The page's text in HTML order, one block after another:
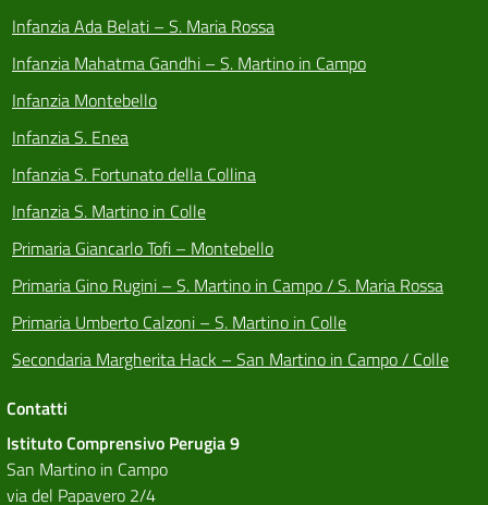
Infanzia Ada Belati – S. Maria Rossa
Infanzia Mahatma Gandhi – S. Martino in Campo
Infanzia Montebello
Infanzia S. Enea
Infanzia S. Fortunato della Collina
Infanzia S. Martino in Colle
Primaria Giancarlo Tofi – Montebello
Primaria Gino Rugini – S. Martino in Campo / S. Maria Rossa
Primaria Umberto Calzoni – S. Martino in Colle
Secondaria Margherita Hack – San Martino in Campo / Colle
Contatti
Istituto Comprensivo Perugia 9
San Martino in Campo
via del Papavero 2/4